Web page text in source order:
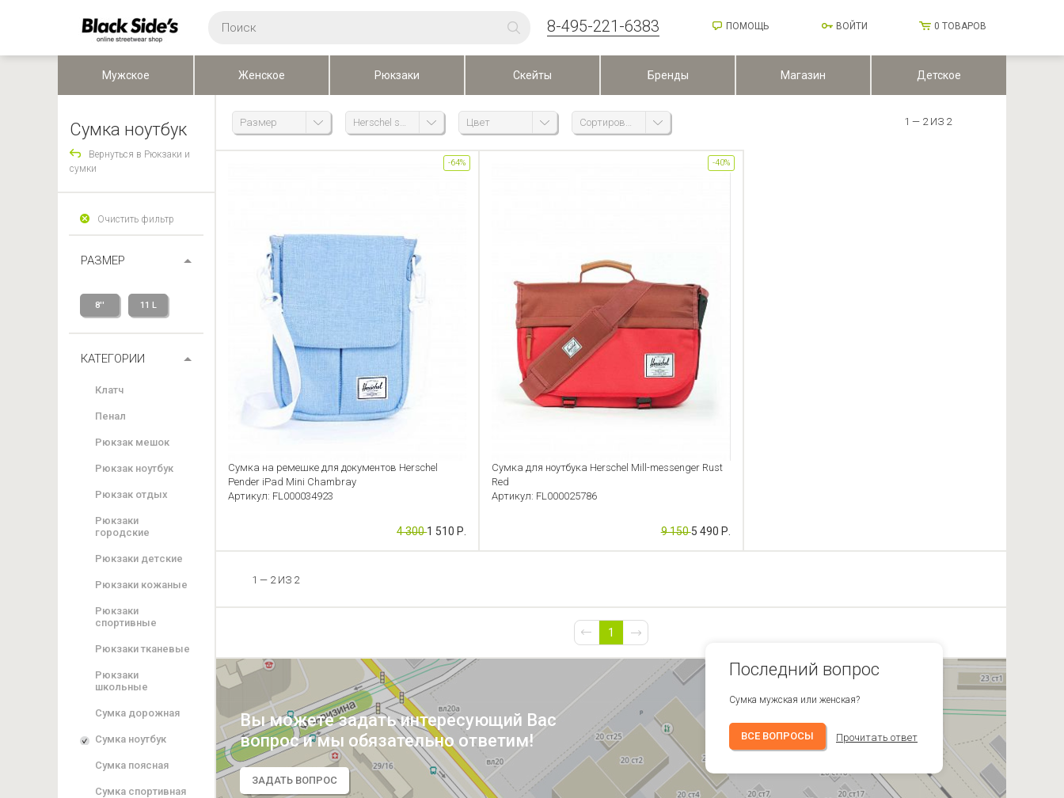
Сумка ноутбук
Вернуться в Рюкзаки и
сумки
Очистить фильтр
РАЗМЕР
8'' 11 L
КАТЕГОРИИ
Клатч
Пенал
Рюкзак мешок
Рюкзак ноутбук
Рюкзак отдых
Рюкзаки
городские
Рюкзаки детские
Рюкзаки кожаные
Рюкзаки
спортивные
Рюкзаки тканевые
Рюкзаки
школьные
Сумка дорожная
Сумка ноутбук
Сумка поясная
Сумка спортивная
1 — 2 ИЗ 2
Размер Herschel supply co Цвет Сортировка
Сумка на ремешке для документов Herschel
Pender iPad Mini Chambray
Артикул: FL000034923
4 3001 510 Р.
-64%
Сумка для ноутбука Herschel Mill-messenger Rust
Red
Артикул: FL000025786
9 1505 490 Р.
-40%
1 — 2 ИЗ 2
1
Последний вопрос
Сумка мужская или женская?
ВСЕ ВОПРОСЫ Прочитать ответ
Вы можете задать интересующий Вас
вопрос и мы обязательно ответим!
ЗАДАТЬ ВОПРОС
8-495-221-6383 ПОМОЩЬ ВОЙТИ 0 ТОВАРОВ
Мужское Женское Рюкзаки Скейты Бренды Магазин Детское